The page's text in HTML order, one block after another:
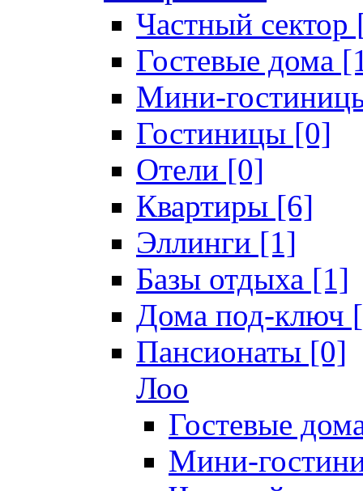
Частный сектор
Гостевые дома
Мини-
Гостиницы [0]
Отели [0]
Квартиры [6]
Эллинги [1]
Базы отдыха [1]
Дома под-ключ
Пансионаты [0]
Лоо
Гостевые
Мини-